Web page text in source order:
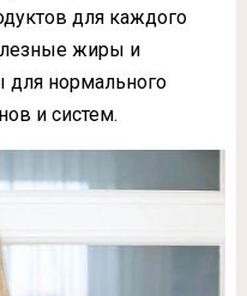
для каждого
жиры и
для нормального
и систем.